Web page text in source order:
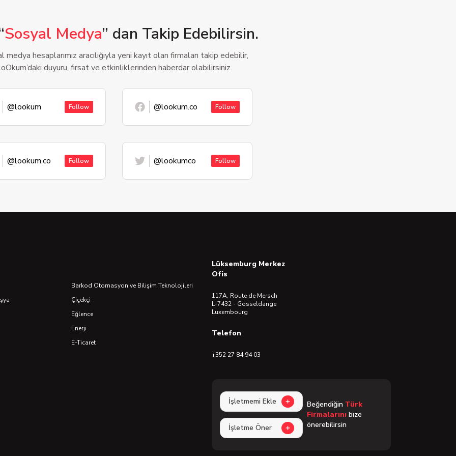
Sosyal Medya” dan Takip Edebilirsin.
medya hesaplarımız aracılığıyla yeni kayıt olan firmaları takip edebilir,
duyuru, fırsat ve etkinliklerinden haberdar olabilirsiniz.
@lookum Follow @lookum.co Follow
@lookum.co Follow @lookumco Follow
Barkod Otomasyon ve Bilişim Teknolojileri
Çiçekçi
Eğlence
Enerji
E-Ticaret
Lüksemburg Merkez
Ofis
117A, Route de Mersch
L-7432 - Gosseldange
Luxembourg
Telefon
+352 27 84 94 03
İşletmemi Ekle
İşletme Öner
Beğendiğin Türk
Firmalarını bize
önerebilirsin